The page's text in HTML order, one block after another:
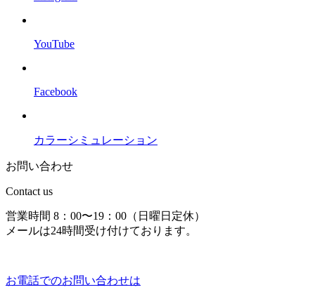
YouTube
Facebook
カラーシミュレーション
お問い合わせ
Contact us
営業時間 8：00〜19：00（日曜日定休）
メールは24時間受け付けております。
お電話でのお問い合わせは